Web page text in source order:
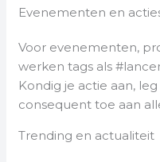
Evenementen en
Voor evenementen,
werken tags als
Kondig je actie aan,
consequent toe aan
Trending en actualiteit